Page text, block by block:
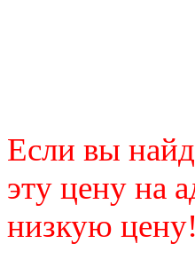
Если вы
эту цену на
низкую